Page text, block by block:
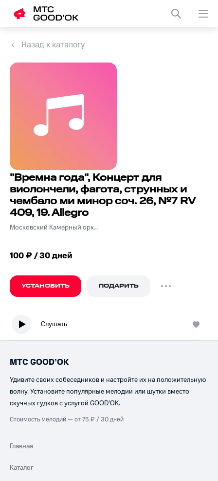
Назад к каталогу
"Времна года", Концерт для
виолончели, фагота, струнных и
чембало ми минор соч. 26, №7 RV
409, 19. Allegro
Московский Камерный оркестр, дирижер Р. Баршай
100 ₽ / 30 дней
УСТАНОВИТЬ ПОДАРИТЬ
Слушать
МТС GOOD’OK
Удивите своих собеседников и настройте их на положительную
волну. Установите популярные мелодии или шутки вместо
скучных гудков с услугой GOOD’OK.
Стоимость мелодий — от 75 ₽ / 30 дней
Главная
Каталог